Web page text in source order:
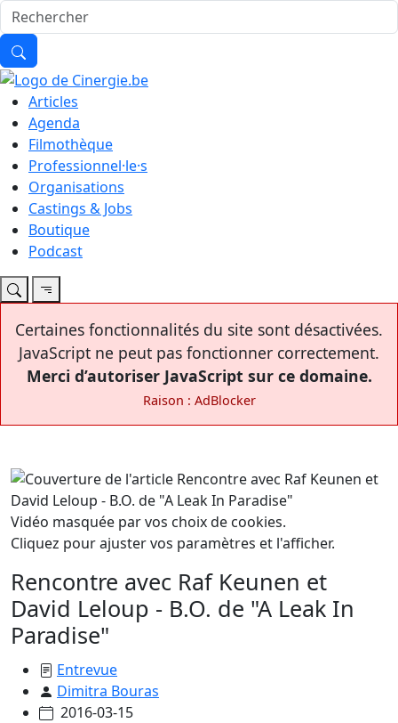
Articles
Agenda
Filmothèque
Professionnel·le·s
Organisations
Castings & Jobs
Boutique
Podcast
Certaines fonctionnalités du site sont désactivées.
JavaScript ne peut pas fonctionner correctement.
Merci d’autoriser JavaScript sur ce domaine.
Raison : AdBlocker
Vidéo masquée par vos choix de cookies.
Cliquez pour ajuster vos paramètres et l'afficher.
Rencontre avec Raf Keunen et
David Leloup - B.O. de "A Leak In
Paradise"
Entrevue
Dimitra Bouras
2016-03-15